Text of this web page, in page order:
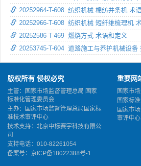
20252964-T-608 纺织机械 棉纺并条机 术
20252966-T-608 纺织机械 短纤维梳理机
20252586-T-469 燃烧方式 术语和定义
20253745-T-604 道路施工与养护机械设
版权所有 侵权必究
主管：国家市场监督管理总局 国家
标准化管理委员会
主办：国家市场监督管理总局国家标
准技术审评中心
技术支持：北京中标赛宇科技有限公
司
支持电话：010-82261054
备案号： 京ICP备18022388号-1
重要网
国家市
国家标
国家市
审评中心